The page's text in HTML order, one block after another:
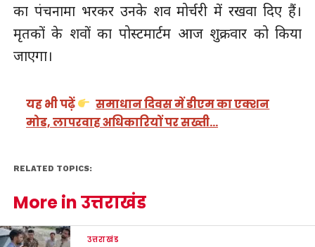
का पंचनामा भरकर उनके शव मोर्चरी में रखवा दिए हैं।
मृतकों के शवों का पोस्टमार्टम आज शुक्रवार को किया
जाएगा।
यह भी पढ़ें
समाधान दिवस में डीएम का एक्शन
मोड, लापरवाह अधिकारियों पर सख्ती…
RELATED TOPICS:
More in उत्तराखंड
उत्तराखंड